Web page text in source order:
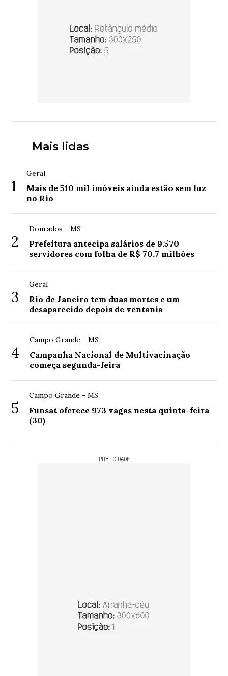
Mais lidas
1
Geral
Mais de 510 mil imóveis ainda estão sem luz
no Rio
2
Dourados - MS
Prefeitura antecipa salários de 9.570
servidores com folha de R$ 70,7 milhões
3
Geral
Rio de Janeiro tem duas mortes e um
desaparecido depois de ventania
4
Campo Grande - MS
Campanha Nacional de Multivacinação
começa segunda-feira
5
Campo Grande - MS
Funsat oferece 973 vagas nesta quinta-feira
(30)
PUBLICIDADE